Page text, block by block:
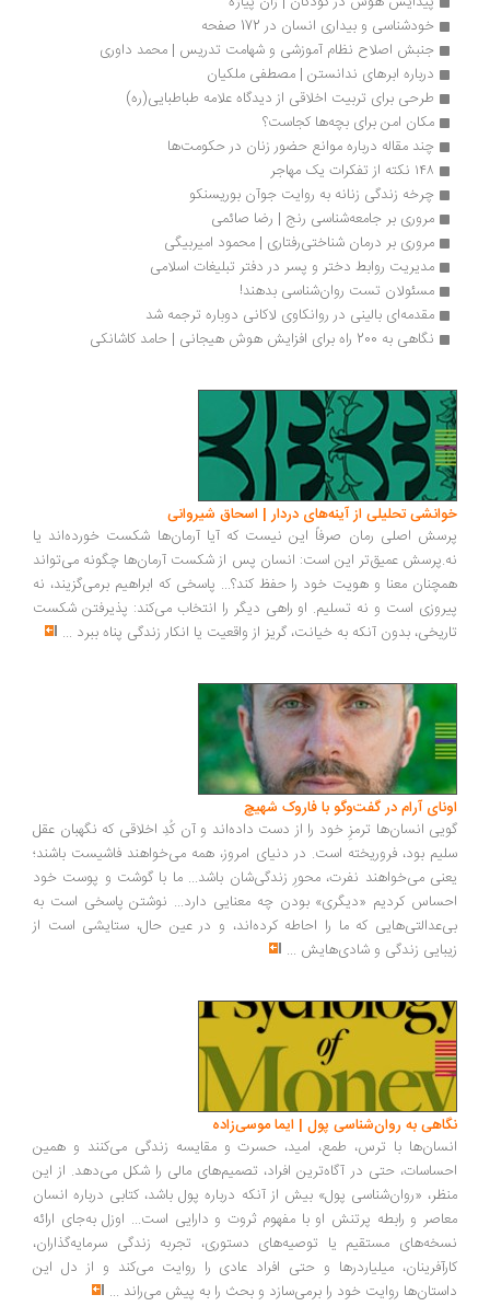
خودشناسی و بیداری انسان در 172 صفحه
جنبش اصلاح نظام آموزشی و شهامت تدریس | محمد داوری
درباره ابرهای ندانستن | مصطفی ملکیان
طرحی برای تربیت اخلاقی از دیدگاه علامه طباطبایی(ره)
مکان امن برای بچه‌ها کجاست؟
چند مقاله درباره موانع حضور زنان در حکومت‌ها
چرخه زندگی زنانه به روایت جوآن بوریسنکو
مروری بر جامعه‌شناسی رنج | رضا صائمی
مروری بر درمان شناختی‎رفتاری | محمود امیربیگی
مدیریت روابط دختر و پسر در دفتر تبلیغات اسلامی
مسئولان تست روان‌شناسی بدهند!
مقدمه‌ای بالینی در روانکاوی لاکانی دوباره ترجمه شد
نگاهی به 200 راه برای افزایش هوش هیجانی | حامد کاشانکی
تحلیلی از آینه‌های دردار | اسحاق شیروانی
اصلی رمان صرفاً این نیست که آیا آرمان‌ها شکست خورده‌اند یا
عمیق‌تر این است: انسان پس از شکست آرمان‌ها چگونه می‌تواند
معنا و هویت خود را حفظ کند؟... پاسخی که ابراهیم برمی‌گزیند، نه
است و نه تسلیم. او راهی دیگر را انتخاب می‌کند: پذیرفتن شکست
بدون آنکه به خیانت، گریز از واقعیت یا انکار زندگی پناه ببرد...
آرام در گفت‌وگو با فاروک شهیچ‭
انسان‌ها ترمزِ خود را از دست داده‌اند و آن کُدِ اخلاقی که نگهبان عقل
بود، فروریخته است. در دنیای امروز، همه می‌خواهند فاشیست باشند؛
می‌خواهند نفرت، محورِ زندگی‌شان باشد... ما با گوشت و پوست خود
کردیم «دیگری» بودن چه معنایی دارد... نوشتن پاسخی است به
که ما را احاطه کرده‌اند، و در عین حال، ستایشی است از
زندگی و شادی‌هایش...
به روان‌شناسی پول | ایما موسی‌زاده
با ترس، طمع، امید، حسرت و مقایسه زندگی می‌کنند و همین
حتی در آگاه‌ترین افراد، تصمیم‌های مالی را شکل می‌دهد. از این
«روان‌شناسی پول» بیش از آنکه درباره پول باشد، کتابی درباره انسان
و رابطه پرتنش او با مفهوم ثروت و دارایی است... اوزل به‌جای ارائه
مستقیم یا توصیه‌های دستوری، تجربه زندگی سرمایه‌گذاران،
میلیاردرها و حتی افراد عادی را روایت می‌کند و از دل این
روایت خود را برمی‌سازد و بحث را به پیش می‌راند ...